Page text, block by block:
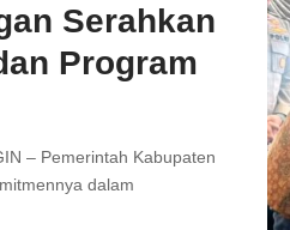
Serahkan
Program
– Pemerintah Kabupaten
dalam